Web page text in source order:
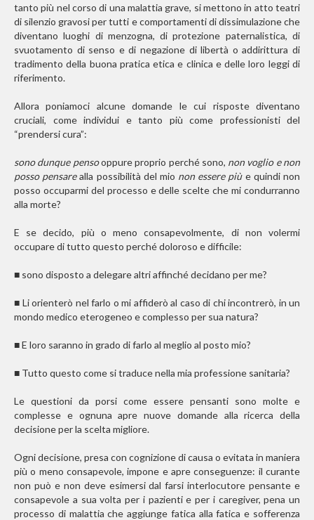
tanto più nel corso di una malattia grave, si mettono in atto teatri
di silenzio gravosi per tutti e comportamenti di dissimulazione che
diventano luoghi di menzogna, di protezione paternalistica, di
svuotamento di senso e di negazione di libertà o addirittura di
tradimento della buona pratica etica e clinica e delle loro leggi di
riferimento.
Allora poniamoci alcune domande le cui risposte diventano
cruciali, come individui e tanto più come professionisti del
“prendersi cura”:
sono dunque pensooppure proprio perché sono, non voglio e non
posso pensarealla possibilità del mio non essere piùe quindi non
posso occuparmi del processo e delle scelte che mi condurranno
alla morte?
E se decido, più o meno consapevolmente, di non volermi
occupare di tutto questo perché doloroso e difficile:
■ sono disposto a delegare altri affinché decidano per me?
■ Li orienterò nel farlo o mi affiderò al caso di chi incontrerò, in un
mondo medico eterogeneo e complesso per sua natura?
■E loro saranno in grado di farlo al meglio al posto mio?
■ Tutto questo come si traduce nella mia professione sanitaria?
Le questioni da porsi come essere pensanti sono molte e
complesse e ognuna apre nuove domande alla ricerca della
decisione per la scelta migliore.
Ogni decisione, presa con cognizione di causa o evitata in maniera
più o meno consapevole, impone e apre conseguenze: il curante
non può e non deve esimersi dal farsi interlocutore pensante e
consapevole a sua volta per i pazienti e per i caregiver, pena un
processo di malattia che aggiunge fatica alla fatica e sofferenza